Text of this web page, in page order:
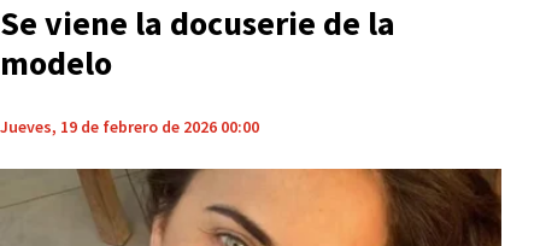
Se viene la docuserie de la
modelo
Jueves, 19 de febrero de 2026 00:00